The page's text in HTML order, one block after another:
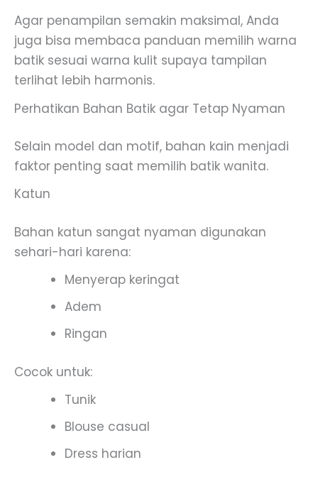
Agar penampilan semakin maksimal, Anda
juga bisa membaca panduan memilih warna
batik sesuai warna kulit supaya tampilan
terlihat lebih harmonis.
Perhatikan Bahan Batik agar Tetap Nyaman
Selain model dan motif, bahan kain menjadi
faktor penting saat memilih batik wanita.
Katun
Bahan katun sangat nyaman digunakan
sehari-hari karena:
Menyerap keringat
Adem
Ringan
Cocok untuk:
Tunik
Blouse casual
Dress harian